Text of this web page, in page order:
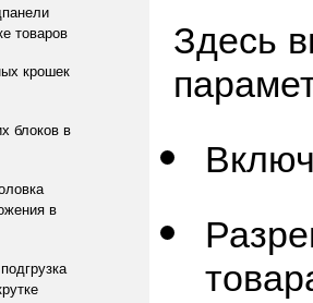
товаров
крошек
блоков в
в
Здесь